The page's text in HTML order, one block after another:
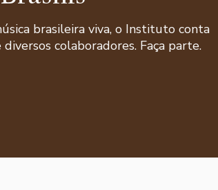
brasileira viva, o Instituto conta
diversos colaboradores. Faça parte.